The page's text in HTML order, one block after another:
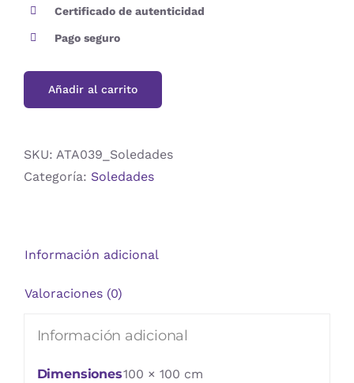
Certificado de autenticidad
Pago seguro
Añadir al carrito
SKU: ATA039_Soledades
Categoría: Soledades
Información adicional
Valoraciones (0)
Información adicional
Dimensiones100 × 100 cm